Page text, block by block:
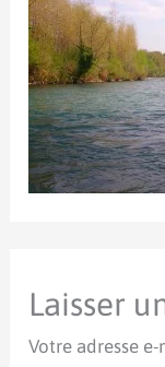
Laisser
Votre adresse